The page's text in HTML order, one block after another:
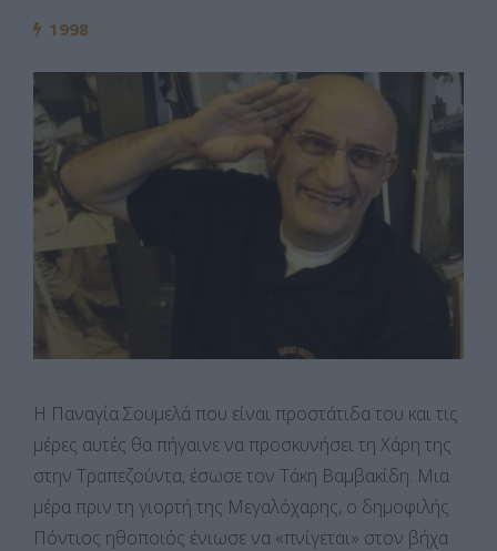
1998
Η Παναγία Σουμελά που είναι προστάτιδα του και τις
μέρες αυτές θα πήγαινε να προσκυνήσει τη Χάρη της
στην Τραπεζούντα, έσωσε τον Τάκη Βαμβακίδη. Μια
μέρα πριν τη γιορτή της Μεγαλόχαρης, ο δημοφιλής
Πόντιος ηθοποιός ένιωσε να «πνίγεται» στον βήχα